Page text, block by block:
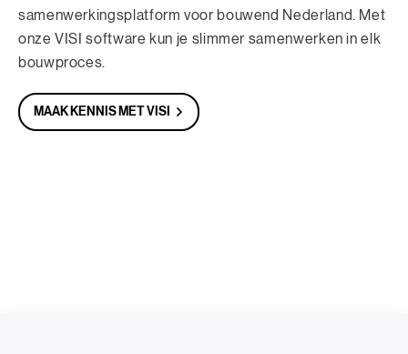
samenwerkingsplatform voor bouwend Nederland. Met
onze VISI software kun je slimmer samenwerken in elk
bouwproces.
MAAK KENNIS MET VISI